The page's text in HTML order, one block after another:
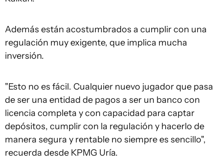
Además están acostumbrados a cumplir con una
regulación muy exigente, que implica mucha
inversión.
"Esto no es fácil. Cualquier nuevo jugador que pasa
de ser una entidad de pagos a ser un banco con
licencia completa y con capacidad para captar
depósitos, cumplir con la regulación y hacerlo de
manera segura y rentable no siempre es sencillo",
recuerda desde KPMG Uría.